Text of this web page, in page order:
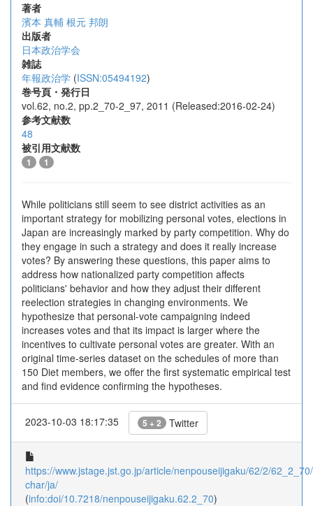
著者
濱本 真輔 根元 邦朗
出版者
日本政治学会
雑誌
年報政治学 (ISSN:05494192)
巻号頁・発行日
vol.62, no.2, pp.2_70-2_97, 2011 (Released:2016-02-24)
参考文献数
48
被引用文献数
1 1
While politicians still seem to see district activities as an
important strategy for mobilizing personal votes, elections in
Japan are increasingly marked by party competition. Why do
they engage in such a strategy and does it really increase
votes? By answering these questions, this paper aims to
address how nationalized party competition affects
politicians' behavior and how they adjust their different
reelection strategies in changing environments. We
hypothesize that personal-vote campaigning indeed
increases votes and that its impact is larger where the
incentives to cultivate personal votes are greater. With an
original time-series dataset on the schedules of more than
150 Diet members, we offer the first systematic empirical test
and find evidence confirming the hypotheses.
2023-10-03 18:17:35 5 + 2 Twitter
https://www.jstage.jst.go.jp/article/nenpouseijigaku/62/2/
char/ja/
(info:doi/10.7218/nenpouseijigaku.62.2_70)